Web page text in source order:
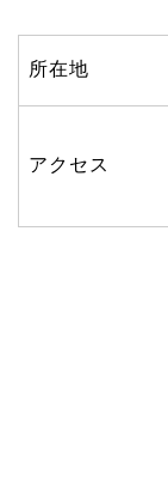
所在地
アクセス